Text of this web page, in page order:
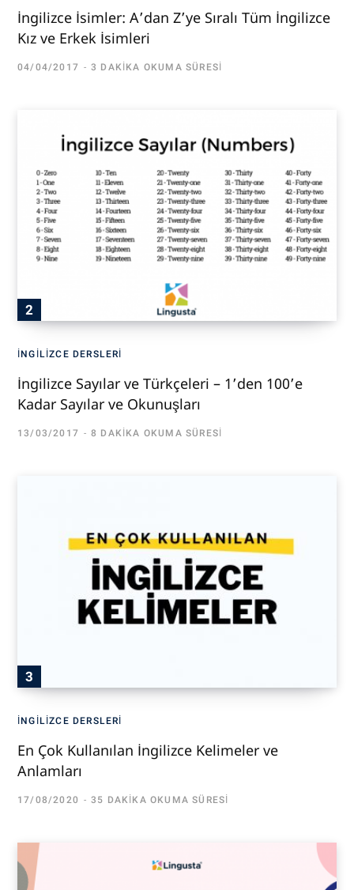
İngilizce İsimler: A’dan Z’ye Sıralı Tüm İngilizce
Kız ve Erkek İsimleri
04/04/2017 3 DAKIKA OKUMA SÜRESI
İNGILIZCE DERSLERI
İngilizce Sayılar ve Türkçeleri – 1’den 100’e
Kadar Sayılar ve Okunuşları
13/03/2017 8 DAKIKA OKUMA SÜRESI
İNGILIZCE DERSLERI
En Çok Kullanılan İngilizce Kelimeler ve
Anlamları
17/08/2020 35 DAKIKA OKUMA SÜRESI